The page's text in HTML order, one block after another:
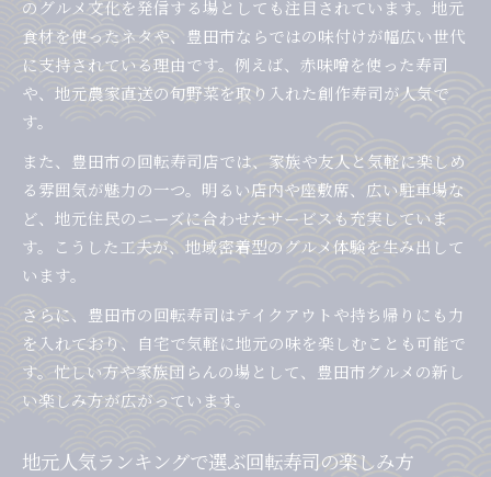
のグルメ文化を発信する場としても注目されています。地元
食材を使ったネタや、豊田市ならではの味付けが幅広い世代
に支持されている理由です。例えば、赤味噌を使った寿司
や、地元農家直送の旬野菜を取り入れた創作寿司が人気で
す。
また、豊田市の回転寿司店では、家族や友人と気軽に楽しめ
る雰囲気が魅力の一つ。明るい店内や座敷席、広い駐車場な
ど、地元住民のニーズに合わせたサービスも充実していま
す。こうした工夫が、地域密着型のグルメ体験を生み出して
います。
さらに、豊田市の回転寿司はテイクアウトや持ち帰りにも力
を入れており、自宅で気軽に地元の味を楽しむことも可能で
す。忙しい方や家族団らんの場として、豊田市グルメの新し
い楽しみ方が広がっています。
地元人気ランキングで選ぶ回転寿司の楽しみ方